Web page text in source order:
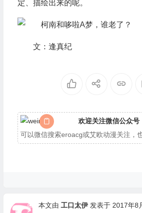
定、描绘出来的呢。
文：逢真纪
欢迎关注微信公众号
可以微信搜索eroacg或艾欧动漫关注，
本文由 工口太伊发表于 2017年8